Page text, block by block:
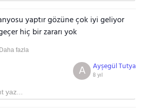
yaptır gözüne çok iyi geliyor
hiç bir zararı yok
Daha fazla
Ayşegül Tutya
8 yıl
A